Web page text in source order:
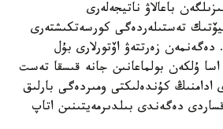
باعالاۋ ناتيجەلەرى
تەستىلەردەگى كورسەتكىشتەرى
زەرتتەۋ اۆتورلارى بۇل
ۇلكەن بولماعانىن جانە قىسقا تەست
ادامنىڭ كۇندەلىكتى ومىردەگى بارلىق
دەگەندى بىلدىرمەيتىنىن اتاپ